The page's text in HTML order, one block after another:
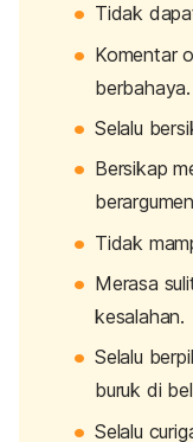
Tidak
Komentar
berbahaya.
Selalu
Bersikap
Tidak
Merasa
kesalahan.
Selalu
buruk di
Selalu